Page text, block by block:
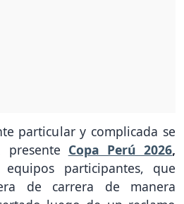
particular y complicada se
Copa Perú 2026,
participantes, que
de carrera de manera